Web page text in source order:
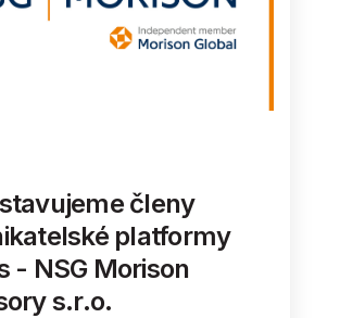
členy
platformy
- NSG Morison
s.r.o.